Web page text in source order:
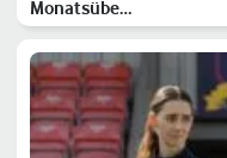
Monatsübe…